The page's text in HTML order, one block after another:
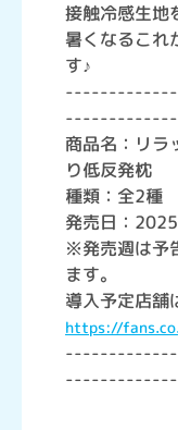
接触冷感生地
暑くなるこれ
す♪
商品名：リラ
り低反発枕
種類：全2種
発売日：
※発売週は予
ます。
導入予定店
https://